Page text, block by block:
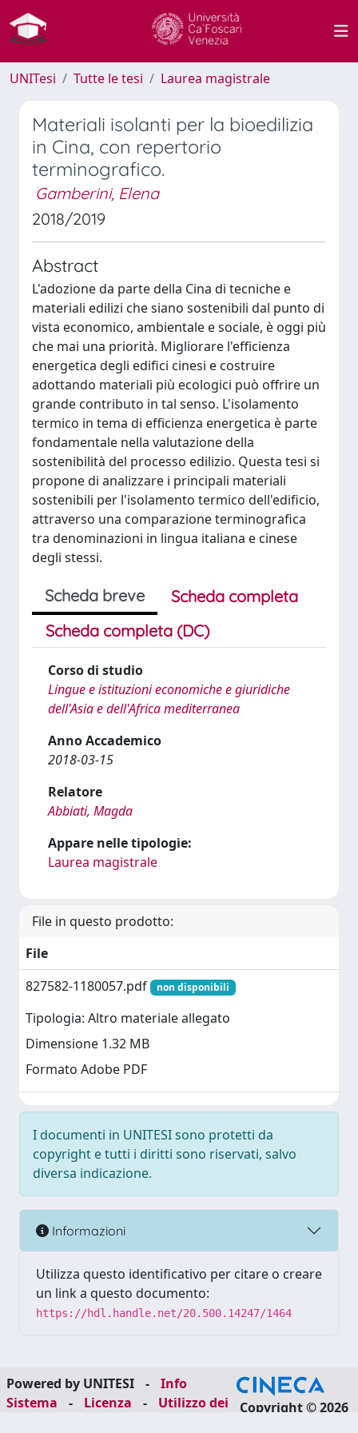
UNITesi Tutte le tesi Laurea magistrale
Materiali isolanti per la bioedilizia
in Cina, con repertorio
terminografico.
Gamberini, Elena
2018/2019
Abstract
L'adozione da parte della Cina di tecniche e
materiali edilizi che siano sostenibili dal punto di
vista economico, ambientale e sociale, è oggi più
che mai una priorità. Migliorare l'efficienza
energetica degli edifici cinesi e costruire
adottando materiali più ecologici può offrire un
grande contributo in tal senso. L'isolamento
termico in tema di efficienza energetica è parte
fondamentale nella valutazione della
sostenibilità del processo edilizio. Questa tesi si
propone di analizzare i principali materiali
sostenibili per l'isolamento termico dell'edificio,
attraverso una comparazione terminografica
tra denominazioni in lingua italiana e cinese
degli stessi.
Scheda breve
Scheda completa
Scheda completa (DC)
Corso di studio
Lingue e istituzioni economiche e giuridiche
dell'Asia e dell'Africa mediterranea
Anno Accademico
2018-03-15
Relatore
Abbiati, Magda
Appare nelle tipologie:
Laurea magistrale
File in questo prodotto:
File
827582-1180057.pdf
non disponibili
Tipologia: Altro materiale allegato
Dimensione 1.32 MB
Formato Adobe PDF
I documenti in UNITESI sono protetti da
copyright e tutti i diritti sono riservati, salvo
diversa indicazione.
Informazioni
Utilizza questo identificativo per citare o creare
un link a questo documento:
https://hdl.handle.net/20.500.14247/1464
Powered by UNITESI -
Info
Sistema
- Licenza -
Utilizzo dei
Copyright © 2026